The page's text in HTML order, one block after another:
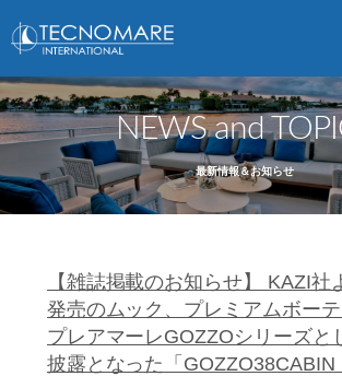
NEWS and
最新情報＆お知らせ
【雑誌掲載のお知らせ】 KAZI社
発売のムック、プレミアムボー
プレアマーレGOZZOシリーズと
披露となった「GOZZO38CABIN